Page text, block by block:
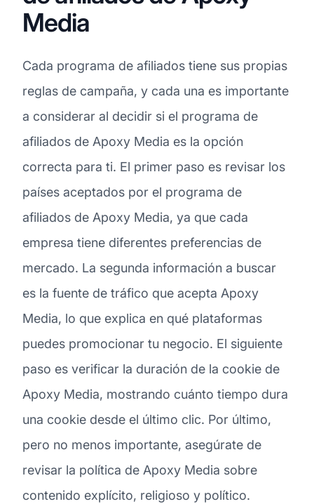
Media
Cada programa de afiliados tiene sus propias
reglas de campaña, y cada una es importante
a considerar al decidir si el programa de
afiliados de Apoxy Media es la opción
correcta para ti. El primer paso es revisar los
países aceptados por el programa de
afiliados de Apoxy Media, ya que cada
empresa tiene diferentes preferencias de
mercado. La segunda información a buscar
es la fuente de tráfico que acepta Apoxy
Media, lo que explica en qué plataformas
puedes promocionar tu negocio. El siguiente
paso es verificar la duración de la cookie de
Apoxy Media, mostrando cuánto tiempo dura
una cookie desde el último clic. Por último,
pero no menos importante, asegúrate de
revisar la política de Apoxy Media sobre
contenido explícito, religioso y político.